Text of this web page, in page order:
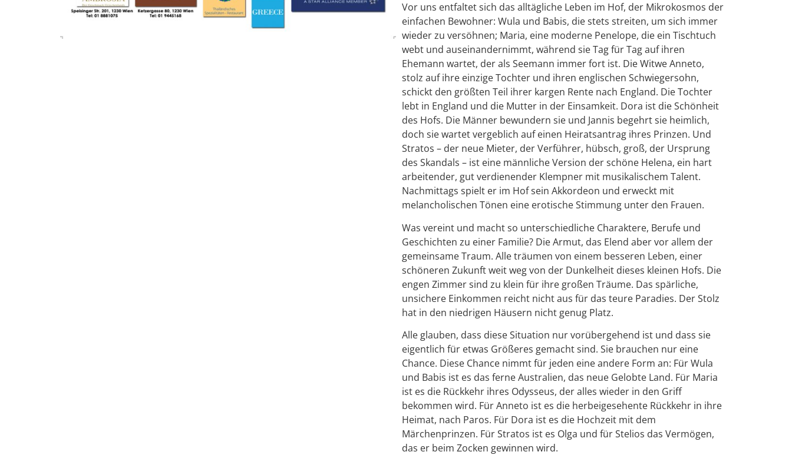
Vor uns entfaltet sich das alltägliche Leben im Hof, der Mikrokosmos der
einfachen Bewohner: Wula und Babis, die stets streiten, um sich immer
wieder zu versöhnen; Maria, eine moderne Penelope, die ein Tischtuch
webt und auseinandernimmt, während sie Tag für Tag auf ihren
Ehemann wartet, der als Seemann immer fort ist. Die Witwe Anneto,
stolz auf ihre einzige Tochter und ihren englischen Schwiegersohn,
schickt den größten Teil ihrer kargen Rente nach England. Die Tochter
lebt in England und die Mutter in der Einsamkeit. Dora ist die Schönheit
des Hofs. Die Männer bewundern sie und Jannis begehrt sie heimlich,
doch sie wartet vergeblich auf einen Heiratsantrag ihres Prinzen. Und
Stratos – der neue Mieter, der Verführer, hübsch, groß, der Ursprung
des Skandals – ist eine männliche Version der schöne Helena, ein hart
arbeitender, gut verdienender Klempner mit musikalischem Talent.
Nachmittags spielt er im Hof sein Akkordeon und erweckt mit
melancholischen Tönen eine erotische Stimmung unter den Frauen.
Was vereint und macht so unterschiedliche Charaktere, Berufe und
Geschichten zu einer Familie? Die Armut, das Elend aber vor allem der
gemeinsame Traum. Alle träumen von einem besseren Leben, einer
schöneren Zukunft weit weg von der Dunkelheit dieses kleinen Hofs. Die
engen Zimmer sind zu klein für ihre großen Träume. Das spärliche,
unsichere Einkommen reicht nicht aus für das teure Paradies. Der Stolz
hat in den niedrigen Häusern nicht genug Platz.
Alle glauben, dass diese Situation nur vorübergehend ist und dass sie
eigentlich für etwas Größeres gemacht sind. Sie brauchen nur eine
Chance. Diese Chance nimmt für jeden eine andere Form an: Für Wula
und Babis ist es das ferne Australien, das neue Gelobte Land. Für Maria
ist es die Rückkehr ihres Odysseus, der alles wieder in den Griff
bekommen wird. Für Anneto ist es die herbeigesehente Rückkehr in ihre
Heimat, nach Paros. Für Dora ist es die Hochzeit mit dem
Märchenprinzen. Für Stratos ist es Olga und für Stelios das Vermögen,
das er beim Zocken gewinnen wird.